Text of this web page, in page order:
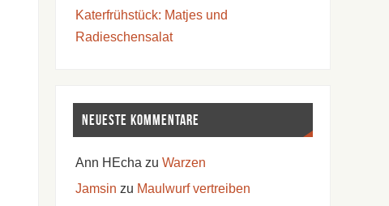
Katerfrühstück: Matjes und
Radieschensalat
Neueste Kommentare
Ann HEcha zu Warzen
Jamsin zu Maulwurf vertreiben